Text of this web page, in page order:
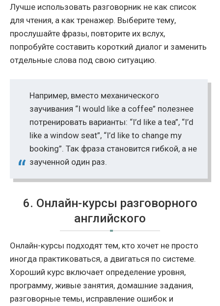
Лучше использовать разговорник не как список
для чтения, а как тренажер. Выберите тему,
прослушайте фразы, повторите их вслух,
попробуйте составить короткий диалог и заменить
отдельные слова под свою ситуацию.
Например, вместо механического
заучивания “I would like a coffee” полезнее
потренировать варианты: “I’d like a tea”, “I’d
like a window seat”, “I’d like to change my
booking”. Так фраза становится гибкой, а не
заученной один раз.
6. Онлайн-курсы разговорного
английского
Онлайн-курсы подходят тем, кто хочет не просто
иногда практиковаться, а двигаться по системе.
Хороший курс включает определение уровня,
программу, живые занятия, домашние задания,
разговорные темы, исправление ошибок и